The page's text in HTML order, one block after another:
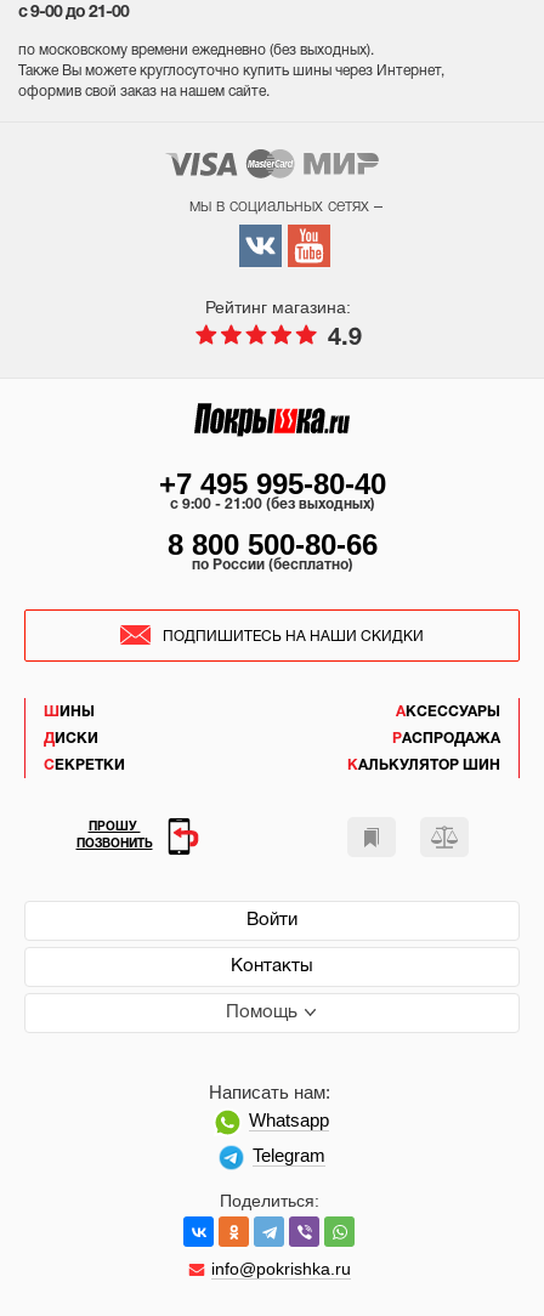
с 9-00 до 21-00
по московскому времени ежедневно (без выходных).
Также Вы можете круглосуточно купить шины через Интернет,
оформив свой заказ на нашем сайте.
мы в социальных сетях –
Рейтинг магазина:
4.9
ШИНЫ
ДИСКИ
СЕКРЕТКИ
АКСЕССУАРЫ
РАСПРОДАЖА
КАЛЬКУЛЯТОР ШИН
Войти
Контакты
Помощь
Поделиться:
info@pokrishka.ru
Написать нам:
Whatsapp
Telegram
+7 495 995-80-40
c 9:00 - 21:00 (без выходных)
8 800 500-80-66
по России (бесплатно)
ПОДПИШИТЕСЬ НА НАШИ СКИДКИ
ПРОШУ
ПОЗВОНИТЬ